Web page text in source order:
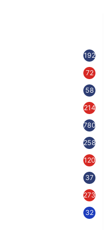
192
72
58
214
780
2583
120
37
273
32